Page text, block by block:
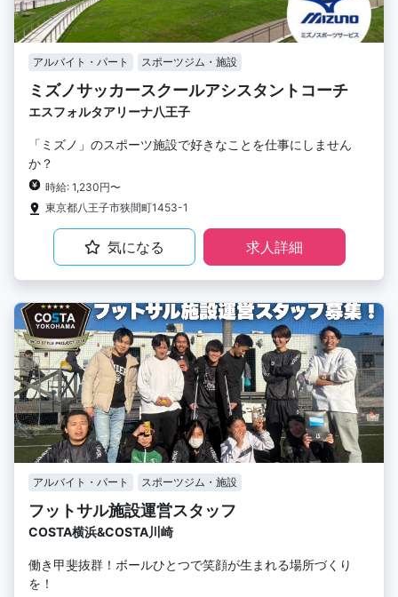
アルバイト・パート スポーツジム・施設
ミズノサッカースクールアシスタントコーチ
エスフォルタアリーナ八王子
「ミズノ」のスポーツ施設で好きなことを仕事にしません
か？
時給: 1,230円〜
東京都八王子市狭間町1453-1
気になる 求人詳細
アルバイト・パート スポーツジム・施設
フットサル施設運営スタッフ
COSTA横浜&COSTA川崎
働き甲斐抜群！ボールひとつで笑顔が生まれる場所づくり
を！